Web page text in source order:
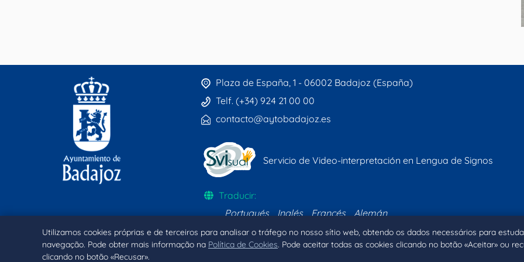
Utilizamos cookies próprias e de terceiros para analisar o tráfego no nosso sítio web, obtendo os dados necessários para
navegação. Pode obter mais informação na Política de Cookies. Pode aceitar todas as cookies clicando no botão «Aceitar» ou
clicando no botão «Recusar».
Plaza de España, 1 - 06002 Badajoz (España)
Telf. (+34) 924 21 00 00
contacto@aytobadajoz.es
Servicio de Video-interpretación en Lengua de Signos
Traducir:
Portugués
Inglés Francés Alemán